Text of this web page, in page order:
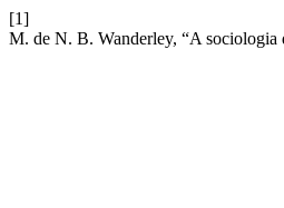
[1]
M. de N. B. Wanderley, “A sociologia